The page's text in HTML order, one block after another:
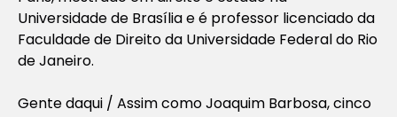
Universidade de Brasília e é professor licenciado da
Faculdade de Direito da Universidade Federal do Rio
de Janeiro.
Gente daqui / Assim como Joaquim Barbosa, cinco